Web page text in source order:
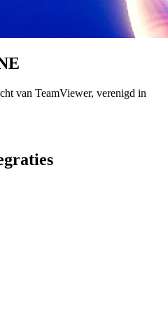
van TeamViewer, verenigd in